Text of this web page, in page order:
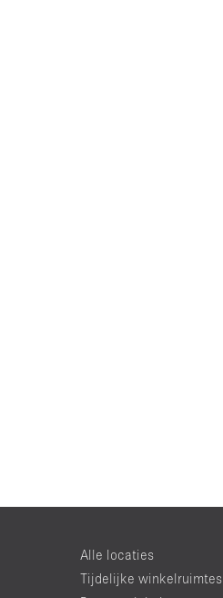
Alle locaties
Tijdelijke winkelruimtes